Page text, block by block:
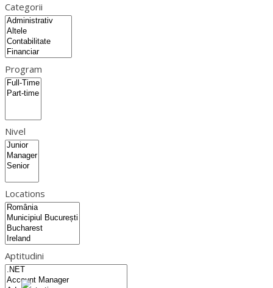
Categorii
Program
Nivel
Locations
Aptitudini